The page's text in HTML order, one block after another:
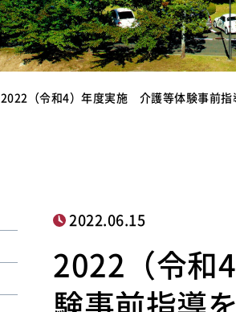
学
2022（令和4）年度実施 介護等体験事前
2022.06.15
2022（令